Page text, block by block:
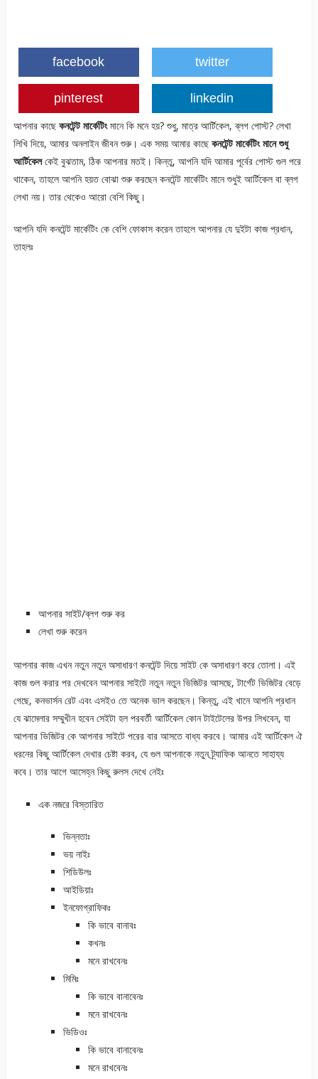
facebook twitter
pinterest linkedin
আপনার কাছে কনটেন্ট মার্কেটিংমানে কি মনে হয়? শুধু, মাত্র আর্টিকেল, ব্লগ পোস্ট? লেখা
লিখি দিয়ে, আমার অনলাইন জীবন শুরু। এক সময় আমার কাছে কনটেন্ট মার্কেটিং মানে শুধু
আর্টিকেলকেই বুঝতাম, ঠিক আপনার মতই। কিন্তু, আপনি যদি আমার পূর্বের পোস্ট গুল পরে
থাকেন, তাহলে আপনি হয়ত বোঝা শুরু করছেন কনটেন্ট মার্কেটিং মানে শুধুই আর্টিকেল বা ব্লগ
লেখা নয়। তার থেকেও আরো বেশি কিছু।
আপনি যদি কনটেন্ট মার্কেটিং কে বেশি ফোকাস করেন তাহলে আপনার যে দুইটা কাজ প্রধান,
তাহলঃ
আপনার সাইট/ব্লগ শুরু কর
লেখা শুরু করেন
আপনার কাজ এখন নতুন নতুন অসাধারণ কনটেন্ট দিয়ে সাইট কে অসাধারণ করে তোলা। এই
কাজ গুল করার পর দেখবেন আপনার সাইটে নতুন নতুন ভিজিটর আসছে, টার্গেট ভিজিটর বেড়ে
গেছে, কনভার্সন রেট এবং এসইও তে অনেক ভাল করছেন। কিন্তু, এই খানে আপনি প্রধান
যে ঝামেলার সম্মুখীন হবেন সেইটা হল পরবর্তী আর্টিকেল কোন টাইটেলের উপর লিখবেন, যা
আপনার ভিজিটর কে আপনার সাইটে পরের বার আসতে বাধ্য করবে। আমার এই আর্টিকেল ঐ
ধরনের কিছু আর্টিকেল দেখার চেষ্টা করব, যে গুল আপনাকে নতুন ট্র্যাফিক আনতে সাহায্য
কবে। তার আগে আসেহ্ন কিছু রুলস দেখে নেইঃ
এক নজরে বিস্তারিত
ভিন্নতাঃ
ভয় নাইঃ
শিডিউলঃ
আইডিয়াঃ
ইনফোগ্রাফিকঃ
কি ভাবে বানাবঃ
কখনঃ
মনে রাখবেনঃ
মিমিঃ
কি ভাবে বানাবেনঃ
মনে রাখবেনঃ
ভিডিওঃ
কি ভাবে বানাবেনঃ
মনে রাখবেনঃ